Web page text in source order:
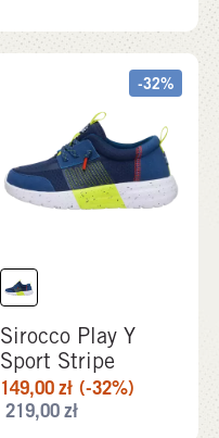
-32%
Sirocco Play Y
Sport Stripe
149,00zł (-32%)
219,00zł